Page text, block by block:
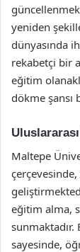
yeniden
dünyasında
rekabetçi bir
eğitim
dökme şansı
Maltepe
eğitim alma,
sayesinde,